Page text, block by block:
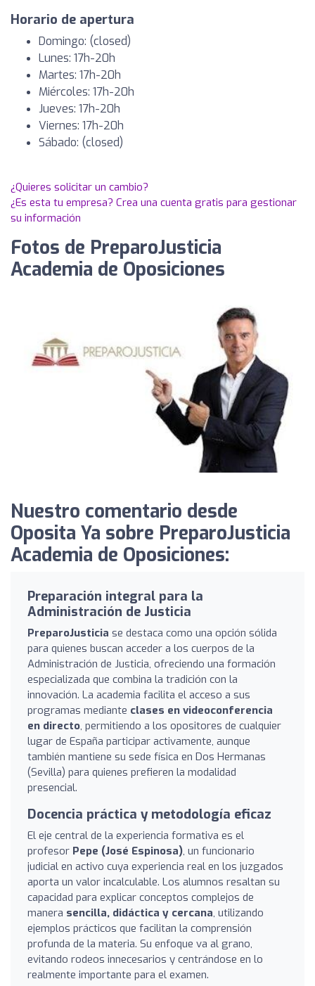
Horario de apertura
Domingo: (closed)
Lunes: 17h-20h
Martes: 17h-20h
Miércoles: 17h-20h
Jueves: 17h-20h
Viernes: 17h-20h
Sábado: (closed)
¿Quieres solicitar un cambio?
¿Es esta tu empresa? Crea una cuenta gratis para gestionar
su información
Fotos de PreparoJusticia
Academia de Oposiciones
Nuestro comentario desde
Oposita Ya sobre PreparoJusticia
Academia de Oposiciones:
Preparación integral para la
Administración de Justicia
PreparoJusticia se destaca como una opción sólida
para quienes buscan acceder a los cuerpos de la
Administración de Justicia, ofreciendo una formación
especializada que combina la tradición con la
innovación. La academia facilita el acceso a sus
programas mediante clases en videoconferencia
en directo, permitiendo a los opositores de cualquier
lugar de España participar activamente, aunque
también mantiene su sede física en Dos Hermanas
(Sevilla) para quienes prefieren la modalidad
presencial.
Docencia práctica y metodología eficaz
El eje central de la experiencia formativa es el
profesor Pepe (José Espinosa), un funcionario
judicial en activo cuya experiencia real en los juzgados
aporta un valor incalculable. Los alumnos resaltan su
capacidad para explicar conceptos complejos de
manera sencilla, didáctica y cercana, utilizando
ejemplos prácticos que facilitan la comprensión
profunda de la materia. Su enfoque va al grano,
evitando rodeos innecesarios y centrándose en lo
realmente importante para el examen.